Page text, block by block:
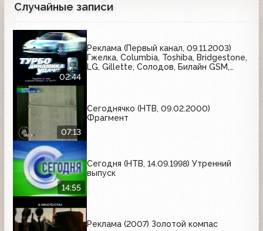
Случайные записи
02:44
Реклама (Первый канал, 09.11.2003)
Гжелка, Columbia, Toshiba, Bridgestone,
LG, Gillette, Солодов, Билайн GSM,
07:13
Сегоднячко (НТВ, 09.02.2000)
Фрагмент
14:55
Сегодня (НТВ, 14.09.1998) Утренний
выпуск
Реклама (2007) Золотой компас